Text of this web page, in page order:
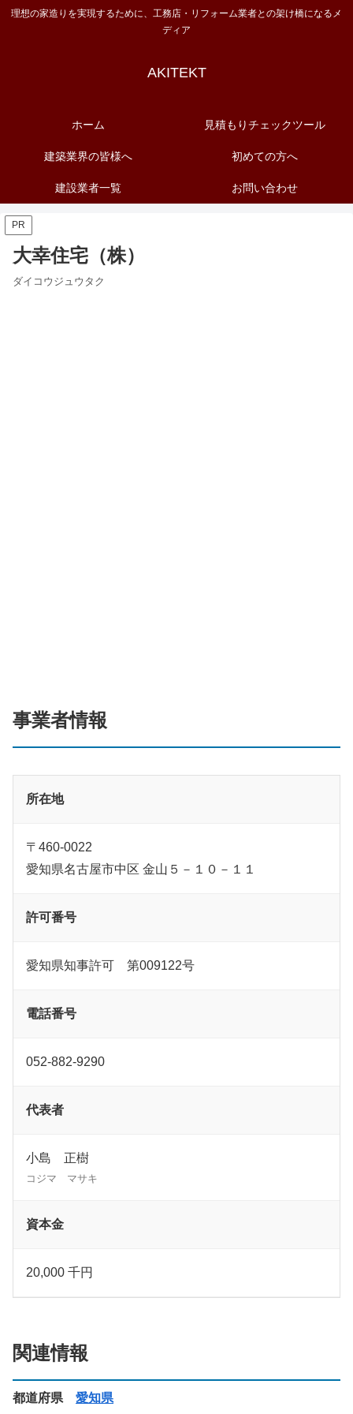
理想の家造りを実現するために、工務店・リフォーム業者との架け橋になるメ
ディア
AKITEKT
ホーム 見積もりチェックツール
建築業界の皆様へ 初めての方へ
建設業者一覧 お問い合わせ
PR
大幸住宅（株）
ダイコウジュウタク
事業者情報
所在地
〒460-0022
愛知県名古屋市中区 金山５－１０－１１
許可番号
愛知県知事許可 第009122号
電話番号
052-882-9290
代表者
小島 正樹
コジマ マサキ
資本金
20,000 千円
関連情報
都道府県 愛知県